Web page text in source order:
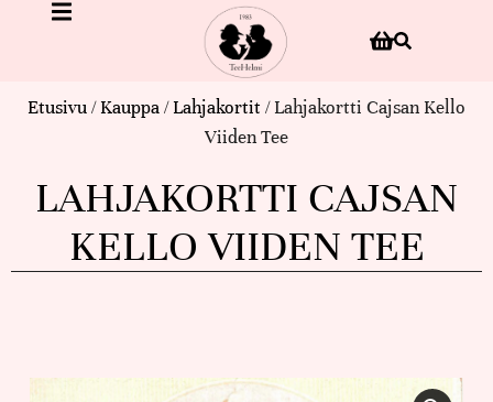
Etusivu/Kauppa/Lahjakortit / Lahjakortti Cajsan Kello
Viiden Tee
LAHJAKORTTI CAJSAN
KELLO VIIDEN TEE